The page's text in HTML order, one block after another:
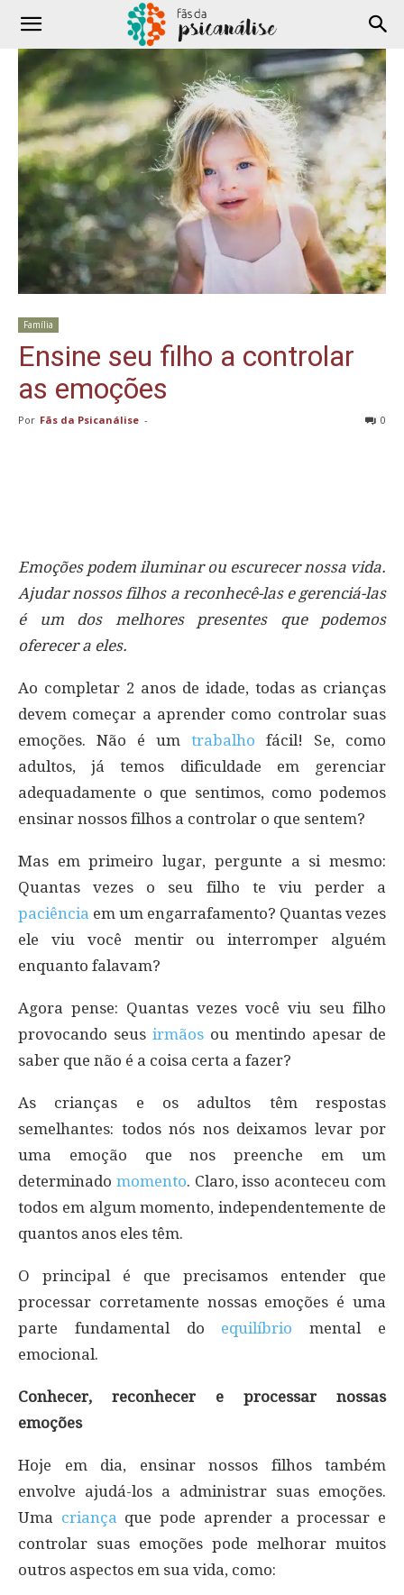
Família
Ensine seu filho a controlar
as emoções
Por Fãs da Psicanálise - 0
Emoções podem iluminar ou escurecer nossa vida.
Ajudar nossos filhos a reconhecê-las e gerenciá-las
é um dos melhores presentes que podemos
oferecer a eles.
Ao completar 2 anos de idade, todas as crianças
devem começar a aprender como controlar suas
emoções. Não é um trabalho fácil! Se, como
adultos, já temos dificuldade em gerenciar
adequadamente o que sentimos, como podemos
ensinar nossos filhos a controlar o que sentem?
Mas em primeiro lugar, pergunte a si mesmo:
Quantas vezes o seu filho te viu perder a
paciência em um engarrafamento? Quantas vezes
ele viu você mentir ou interromper alguém
enquanto falavam?
Agora pense: Quantas vezes você viu seu filho
provocando seus irmãos ou mentindo apesar de
saber que não é a coisa certa a fazer?
As crianças e os adultos têm respostas
semelhantes: todos nós nos deixamos levar por
uma emoção que nos preenche em um
determinado momento. Claro, isso aconteceu com
todos em algum momento, independentemente de
quantos anos eles têm.
O principal é que precisamos entender que
processar corretamente nossas emoções é uma
parte fundamental do equilíbrio mental e
emocional.
Conhecer, reconhecer e processar nossas
emoções
Hoje em dia, ensinar nossos filhos também
envolve ajudá-los a administrar suas emoções.
Uma criança que pode aprender a processar e
controlar suas emoções pode melhorar muitos
outros aspectos em sua vida, como: